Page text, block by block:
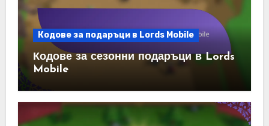
Кодове за подаръци в Lords Mobile
Кодове за сезонни подаръци в Lords
Mobile